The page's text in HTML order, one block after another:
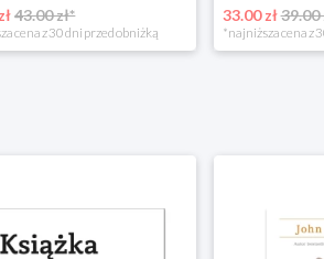
43.00 zł*
cena z 30 dni przed obniżką
33.00 zł39.00
*najniższa cena z